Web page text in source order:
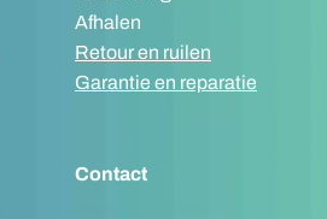
Afhalen
Retour en ruilen
Garantie en reparatie
Contact